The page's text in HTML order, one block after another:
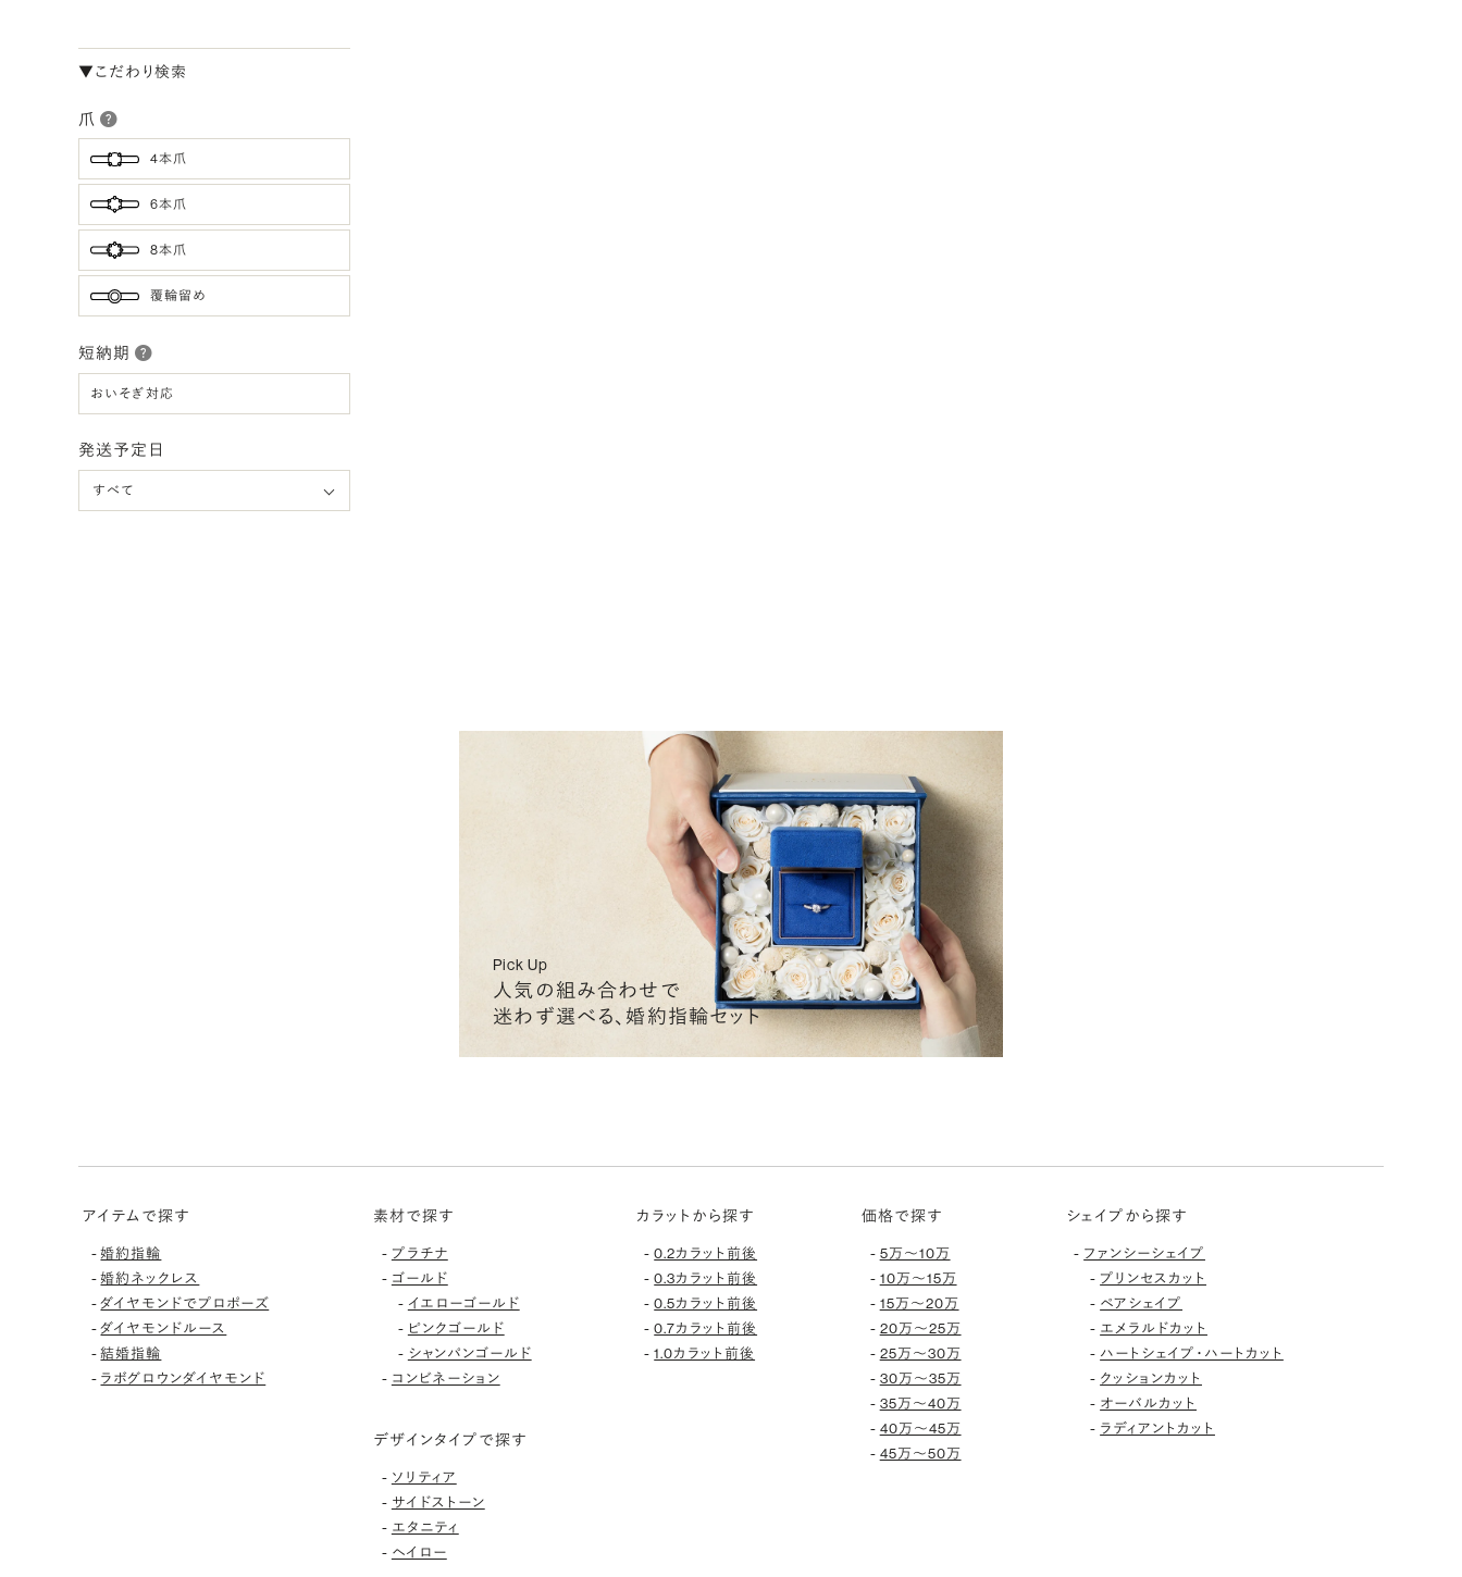
▼こだわり検索
爪
4本爪
6本爪
8本爪
覆輪留め
短納期
おいそぎ対応
発送予定日
Pick Up
人気の組み合わせで
迷わず選べる、婚約指輪セット
アイテムで探す
-婚約指輪
-婚約ネックレス
-ダイヤモンドでプロポーズ
-ダイヤモンドルース
-結婚指輪
- ラボグロウンダイヤモンド
素材で探す
- プラチナ
- ゴールド
- イエローゴールド
- ピンクゴールド
- シャンパンゴールド
- コンビネーション
デザインタイプで探す
- ソリティア
- サイドストーン
- エタニティ
- ヘイロー
カラットから探す
-0.2カラット前後
-0.3カラット前後
-0.5カラット前後
-0.7カラット前後
-1.0カラット前後
価格で探す
- 5万〜10万
- 10万〜15万
- 15万〜20万
- 20万〜25万
- 25万〜30万
- 30万〜35万
- 35万〜40万
- 40万〜45万
- 45万〜50万
シェイプから探す
- ファンシーシェイプ
- プリンセスカット
- ペアシェイプ
- エメラルドカット
- ハートシェイプ・ハートカット
- クッションカット
- オーバルカット
- ラディアントカット